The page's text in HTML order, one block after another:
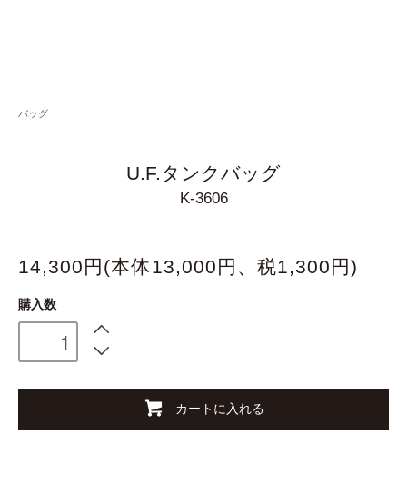
バッグ
U.F.タンクバッグ
K-3606
14,300円(本体13,000円、税1,300円)
購入数
カートに入れる